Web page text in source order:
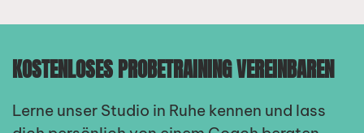
KOSTENLOSES PROBETRAINING VEREINBAREN
Lerne unser Studio in Ruhe kennen und lass